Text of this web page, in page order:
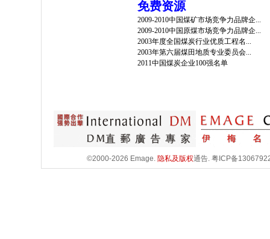
免费资源
2009-2010中国煤矿市场竞争力品牌企...
2009-2010中国原煤市场竞争力品牌企...
2003年度全国煤炭行业优质工程名...
2003年第六届煤田地质专业委员会...
2011中国煤炭企业100强名单
©2000-2026 Emage. 隐私及版权通告. 粤ICP备